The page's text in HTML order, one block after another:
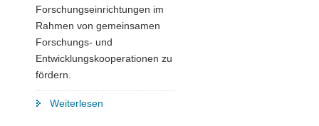
Forschungseinrichtungen im
Rahmen von gemeinsamen
Forschungs- und
Entwicklungskooperationen zu
fördern.
Weiterlesen